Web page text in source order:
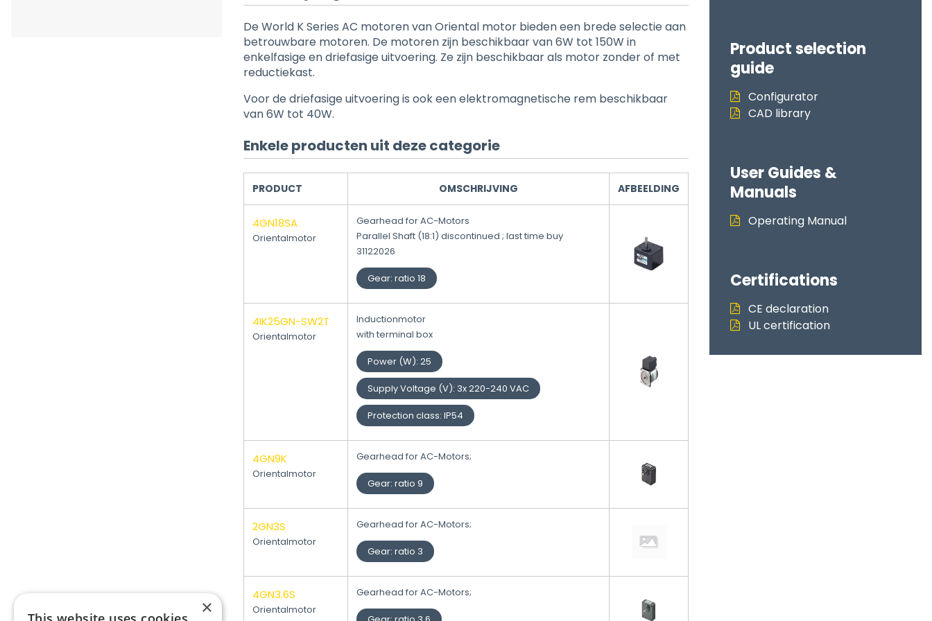
De World K Series AC motoren van Oriental motor bieden een brede selectie aan
betrouwbare motoren. De motoren zijn beschikbaar van 6W tot 150W in
enkelfasige en driefasige uitvoering. Ze zijn beschikbaar als motor zonder of met
reductiekast.
Voor de driefasige uitvoering is ook een elektromagnetische rem beschikbaar
van 6W tot 40W.
Enkele producten uit deze categorie
PRODUCT OMSCHRIJVING AFBEELDING
4GN18SA
Orientalmotor
Gearhead for AC-Motors
Parallel Shaft (18:1) discontinued ; last time buy
31122026
Gear: ratio 18
4IK25GN-SW2T
Orientalmotor
Inductionmotor
with terminal box
Power (W): 25
Supply Voltage (V): 3x 220-240 VAC
Protection class: IP54
4GN9K
Orientalmotor
Gearhead for AC-Motors;
Gear: ratio 9
2GN3S
Orientalmotor
Gearhead for AC-Motors;
Gear: ratio 3
4GN3.6S
Orientalmotor
Gearhead for AC-Motors;
Product selection
guide
Configurator
CAD library
User Guides &
Manuals
Operating Manual
Certifications
CE declaration
UL certification
×